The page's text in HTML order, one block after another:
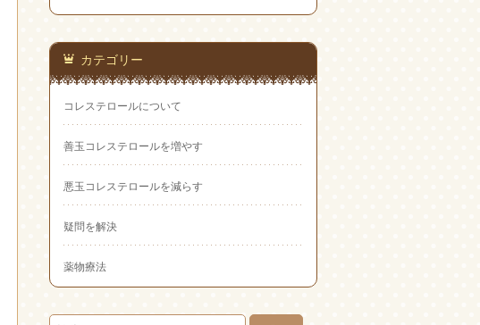
Feedlyお問
い合
わせ
カテゴリー
コレステロールについて
善玉コレステロールを増やす
悪玉コレステロールを減らす
疑問を解決
薬物療法